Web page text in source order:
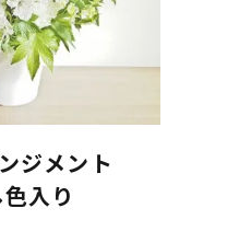
ジメント
入り